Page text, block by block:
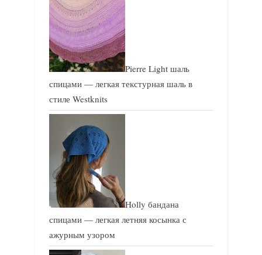
Pierre Light шаль
спицами — легкая текстурная шаль в
стиле Westknits
Holly бандана
спицами — легкая летняя косынка с
ажурным узором